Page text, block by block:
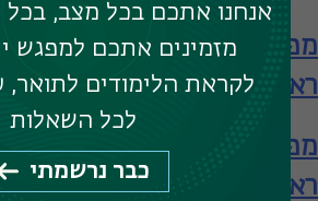
מפגש עם התוכנית למדעי
ראשון
מפגש עם התוכנית למדעי
ראשון
אנחנו אתכם בכל מצב, בכל
מזמינים אתכם למפגש
לקראת הלימודים
לכל השאלות
כבר נרשמתי